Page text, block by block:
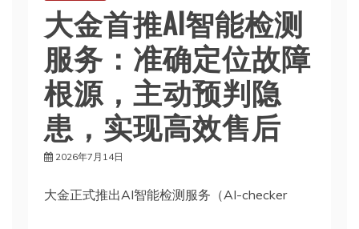
大金首推AI智能检测
服务：准确定位故障
根源，主动预判隐
患，实现高效售后
2026年7月14日
大金正式推出AI智能检测服务（AI-checker